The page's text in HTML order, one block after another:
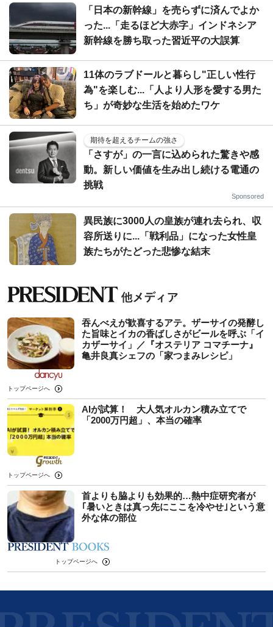
「日本の新幹線」を売らずに済んでよか
った...「走るほど大赤字」インドネシア
新幹線を勝ち取った習近平の大誤算
11体のラブドールと暮らし"正しい性行
為"を楽しむ...「人より人形を愛する男た
ち」が奇妙な生活を始めたワケ
期待を超えるチームの強さ
「さすが」の一言に込められた驚きや感
動。新しい価値を生み出し続ける電通の
挑戦
Sponsored
異民族に3000人の皇族が連れ去られ、収
容所送りに...「戦利品」になった女性皇
族たちがたどった悲惨な結末
吞んべえが歓喜するアテ。ザーサイの発酵し
た旨味とイカの香ばしさがビールを呼ぶ「イ
カザーサイ」／『オステリア コマチーナ』
⻲井良真シェフの「家つまみレシピ」
トップページへ
AIが試算！ 大人気オルカン積み立てで
「2000万円超」、本当の確率
トップページへ
首よりも脇よりも効果的…熱中症研究者が
｢暑いときは真っ先にここを冷やせ｣という意
外な体の部位
トップページへ